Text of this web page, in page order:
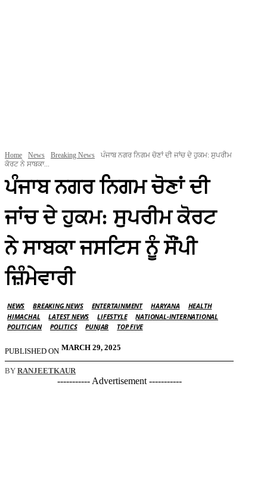
Home News Breaking News
ਪੰਜਾਬ ਨਗਰ ਨਿਗਮ ਚੋਣਾਂ ਦੀ ਜਾਂਚ ਦੇ ਹੁਕਮ: ਸੁਪਰੀਮ
ਕੋਰਟ ਨੇ ਸਾਬਕਾ...
ਪੰਜਾਬ ਨਗਰ ਨਿਗਮ ਚੋਣਾਂ ਦੀ
ਜਾਂਚ ਦੇ ਹੁਕਮ: ਸੁਪਰੀਮ ਕੋਰਟ
ਨੇ ਸਾਬਕਾ ਜਸਟਿਸ ਨੂੰ ਸੌਂਪੀ
ਜ਼ਿੰਮੇਵਾਰੀ
NEWS BREAKING NEWS ENTERTAINMENT HARYANA
HEALTH
HIMACHAL
LATEST NEWS LIFESTYLE
NATIONAL-INTERNATIONAL
POLITICIAN
POLITICS PUNJAB TOP FIVE
PUBLISHED ON MARCH 29, 2025
BY RANJEETKAUR
----------- Advertisement -----------